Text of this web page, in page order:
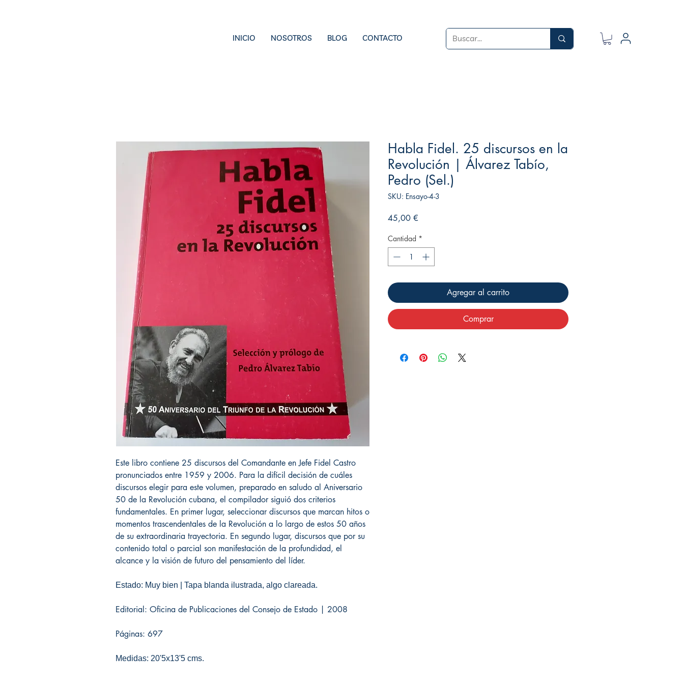
INICIO NOSOTROS BLOG CONTACTO
Este libro contiene 25 discursos del Comandante en Jefe Fidel Castro
pronunciados entre 1959 y 2006. Para la difícil decisión de cuáles
discursos elegir para este volumen, preparado en saludo al Aniversario
50 de la Revolución cubana, el compilador siguió dos criterios
fundamentales. En primer lugar, seleccionar discursos que marcan hitos o
momentos trascendentales de la Revolución a lo largo de estos 50 años
de su extraordinaria trayectoria. En segundo lugar, discursos que por su
contenido total o parcial son manifestación de la profundidad, el
alcance y la visión de futuro del pensamiento del líder.
Estado: Muy bien | Tapa blanda ilustrada, algo clareada.
Editorial: Oficina de Publicaciones del Consejo de Estado | 2008
Páginas: 697
Medidas: 20'5x13'5 cms.
Habla Fidel. 25 discursos en la
Revolución | Álvarez Tabío,
Pedro (Sel.)
SKU: Ensayo-4-3
45,00 €
Cantidad *
Agregar al carrito
Comprar